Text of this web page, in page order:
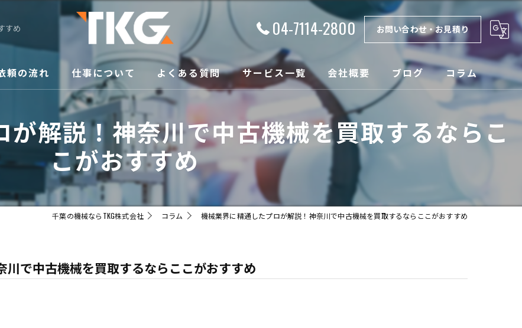
すめ 04-7114-2800 お問い合わせ・お見積り
頼の流れ 仕事について よくある質問 サービス一覧
買取
メンテナンス
会社概要
漫画特集
ブログ コラム
解説！神奈川で中古機械を買取するならこ
こがおすすめ
千葉の機械ならTKG株式会社 コラム 機械業界に精通したプロが解説！神奈川で中古機械を買取するならここがおすすめ
で中古機械を買取するならここがおすすめ